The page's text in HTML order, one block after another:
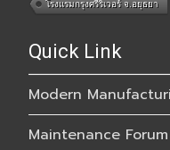
โรงแรมกรุงศรีริเวอร์ จ.อยุธยา
Quick Link
Modern
Maintenance Forum